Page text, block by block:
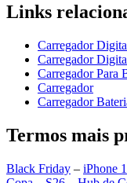
Links
Carregador
Carregador
Carregador Para
Carregador
Carregador
Termos mais
Black Friday – iPhone